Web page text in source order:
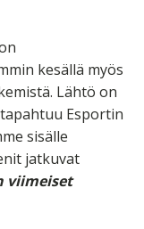
kesällä myös
Lähtö on
Esportin
sisälle
jatkuvat
viimeiset